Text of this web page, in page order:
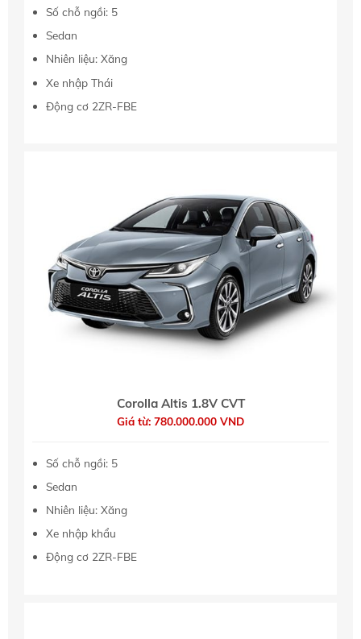
Số chỗ ngồi: 5
Sedan
Nhiên liệu: Xăng
Xe nhập Thái
Động cơ 2ZR-FBE
Corolla Altis 1.8V CVT
Giá từ: 780.000.000 VND
Số chỗ ngồi: 5
Sedan
Nhiên liệu: Xăng
Xe nhập khẩu
Động cơ 2ZR-FBE